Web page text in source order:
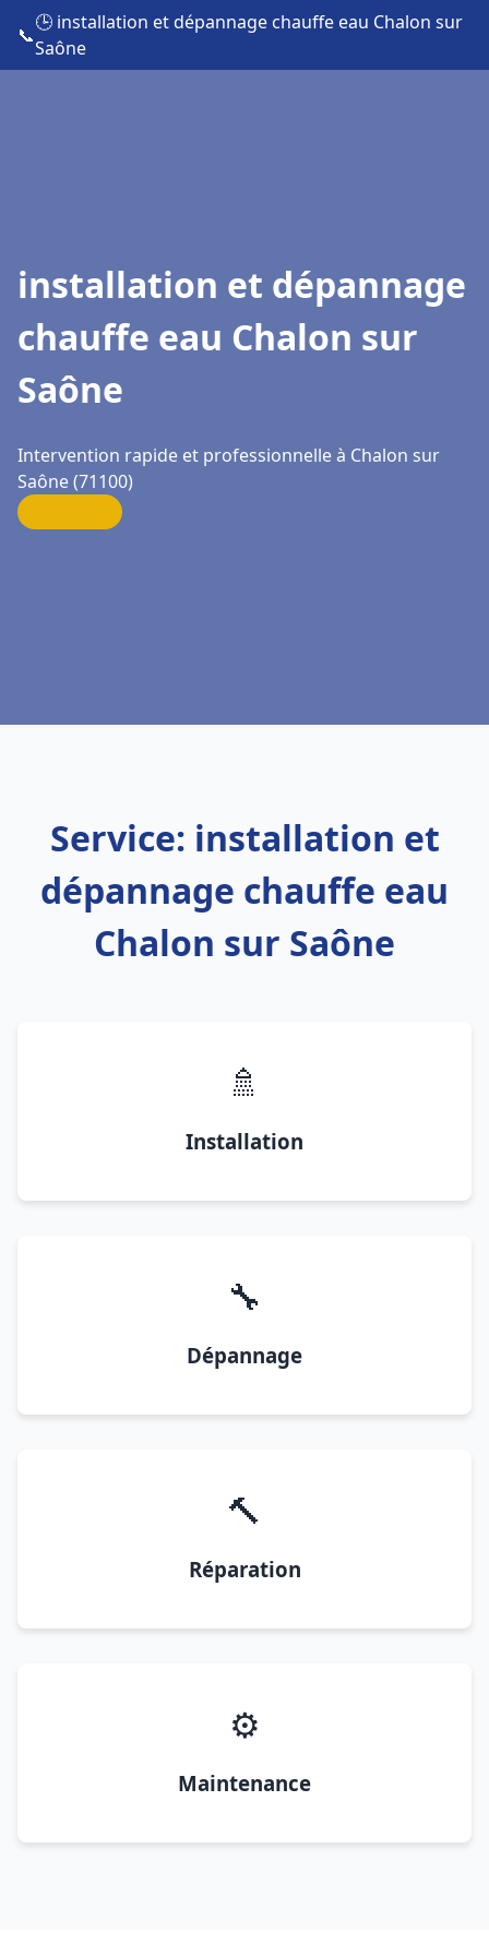
📞
🕒 installation et dépannage chauffe eau Chalon sur
Saône
installation et dépannage
chauffe eau Chalon sur
Saône
Intervention rapide et professionnelle à Chalon sur
Saône (71100)
Service: installation et
dépannage chauffe eau
Chalon sur Saône
🚿
Installation
🔧
Dépannage
🔨
Réparation
⚙️
Maintenance